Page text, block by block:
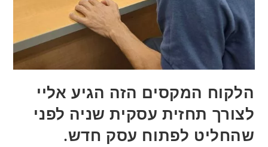
הלקוח המקסים הזה הגיע אליי
לצורך תחזית עסקית שניה לפני
שהחליט לפתוח עסק חדש.